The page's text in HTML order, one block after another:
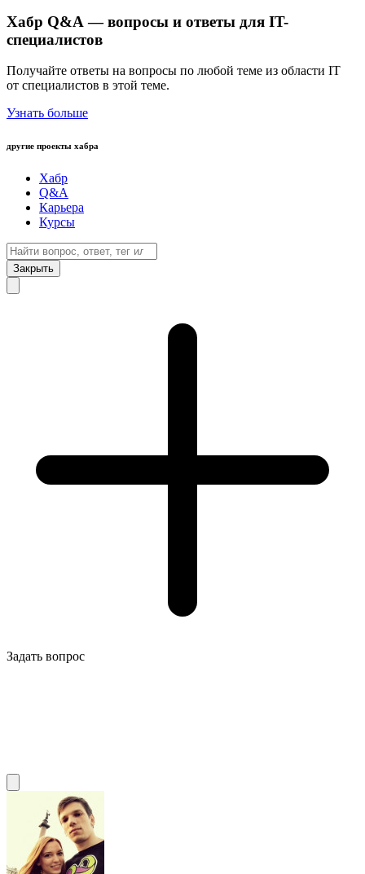
Хабр Q&A — вопросы и ответы для IT-
специалистов
Получайте ответы на вопросы по любой теме из области IT
от специалистов в этой теме.
Узнать больше
другие проекты хабра
Хабр
Q&A
Карьера
Курсы
Закрыть
Задать вопрос